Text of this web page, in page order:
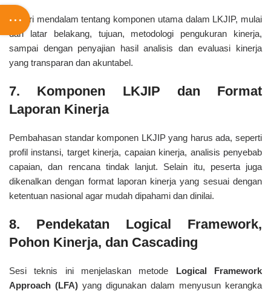
Materi mendalam tentang komponen utama dalam LKJIP, mulai
dari latar belakang, tujuan, metodologi pengukuran kinerja,
sampai dengan penyajian hasil analisis dan evaluasi kinerja
yang transparan dan akuntabel.
7. Komponen LKJIP dan Format
Laporan Kinerja
Pembahasan standar komponen LKJIP yang harus ada, seperti
profil instansi, target kinerja, capaian kinerja, analisis penyebab
capaian, dan rencana tindak lanjut. Selain itu, peserta juga
dikenalkan dengan format laporan kinerja yang sesuai dengan
ketentuan nasional agar mudah dipahami dan dinilai.
8. Pendekatan Logical Framework,
Pohon Kinerja, dan Cascading
Sesi teknis ini menjelaskan metode Logical Framework
Approach (LFA) yang digunakan dalam menyusun kerangka